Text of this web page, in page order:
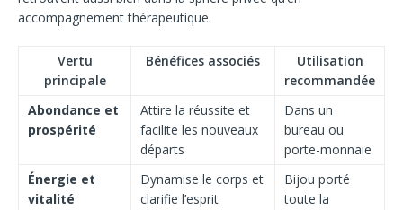
accompagnement thérapeutique.
Vertu
principale
Bénéfices associés
Utilisation
recommandée
Abondance et
prospérité
Attire la réussite et
facilite les nouveaux
départs
Dans un
bureau ou
porte-monnaie
Énergie et
vitalité
Dynamise le corps et
clarifie l’esprit
Bijou porté
toute la